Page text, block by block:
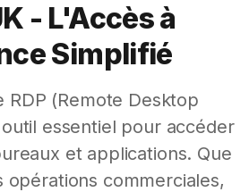
- L'Accès à
Simplifié
RDP (Remote Desktop
essentiel pour accéder
et applications. Que
opérations commerciales,